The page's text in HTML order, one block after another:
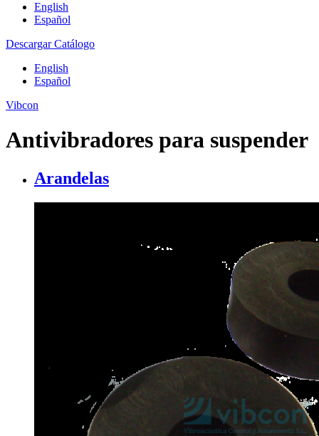
English
Español
Descargar Catálogo
English
Español
Vibcon
Antivibradores para suspender
Arandelas